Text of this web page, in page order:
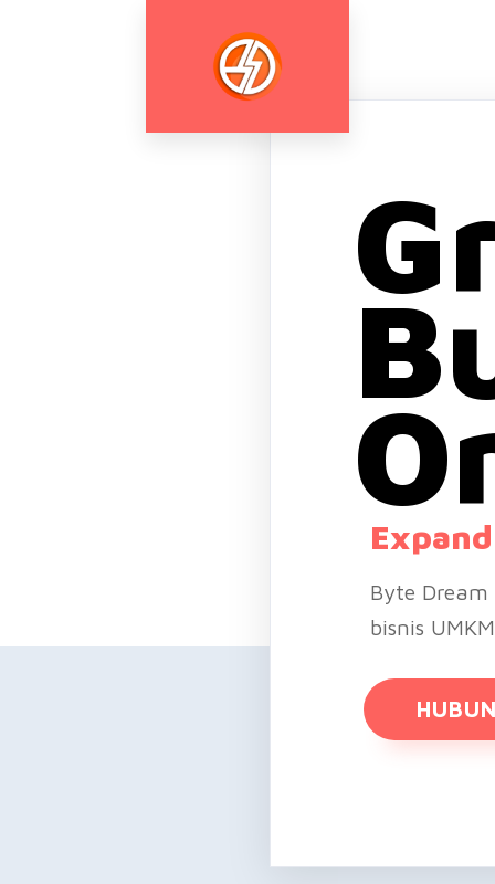
Byte
bisnis